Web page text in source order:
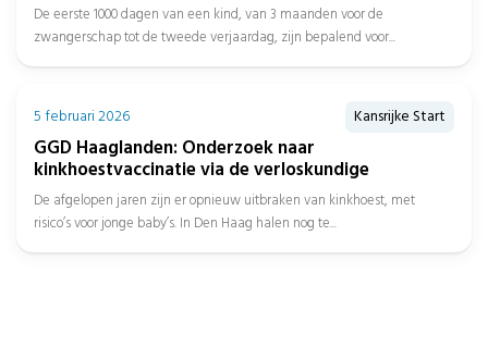
De eerste 1000 dagen van een kind, van 3 maanden voor de
zwangerschap tot de tweede verjaardag, zijn bepalend voor...
5 februari 2026 Kansrijke Start
GGD Haaglanden: Onderzoek naar
kinkhoestvaccinatie via de verloskundige
De afgelopen jaren zijn er opnieuw uitbraken van kinkhoest, met
risico’s voor jonge baby’s. In Den Haag halen nog te...